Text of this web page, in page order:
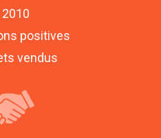
positives
vendus